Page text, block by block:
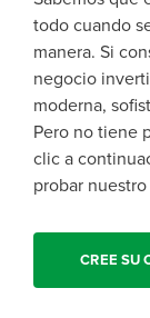
todo cuando
manera. Si
negocio
moderna,
Pero no tiene
clic a
probar
CREE SU